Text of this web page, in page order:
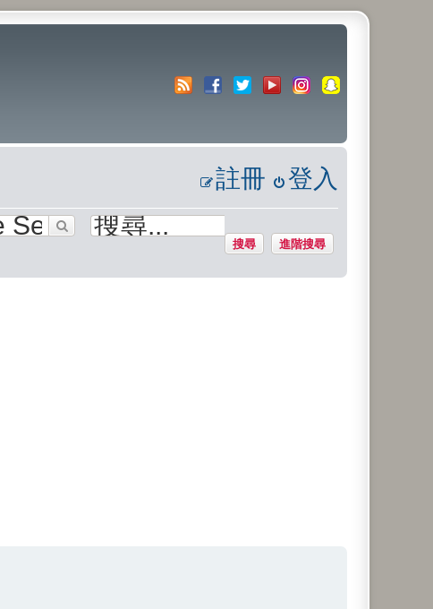
登入
註冊
搜尋 進階搜尋